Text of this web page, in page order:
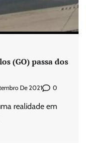
(GO) passa dos
De 2021 0
realidade em